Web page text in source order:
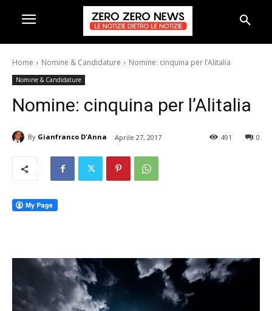
Home Nomine & Candidature Nomine: cinquina per l’Alitalia
Nomine & Candidature
Nomine: cinquina per l’Alitalia
By Gianfranco D'Anna Aprile 27, 2017 0
491